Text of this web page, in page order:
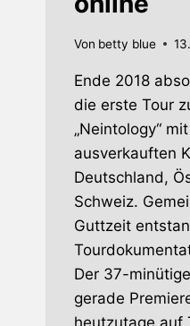
Von betty blue
Ende 2018
die erste Tour
„Neintology“
ausverkauften
Deutschland,
Schweiz.
Guttzeit
Der 37-
gerade
heutzutage auf